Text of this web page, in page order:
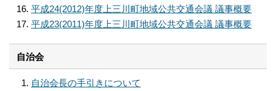
平成24(2012)年度上三川町地域公共交通会議 議事概要
平成23(2011)年度上三川町地域公共交通会議 議事概要
自治会
自治会長の手引きについて